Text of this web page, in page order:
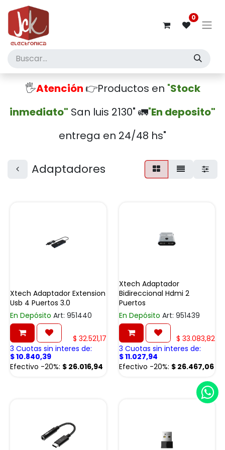
0
🖐️Atención 👉Productos en "Stock
inmediato" San luis 2130" 🚛"En deposito"
entrega en 24/48 hs"
Adaptadores
Xtech Adaptador Extension
Usb 4 Puertos 3.0
En Depósito Art: 951440
$ 32.521,17
3 Cuotas sin interes de:
$10.840,39
Efectivo -20%: $ 26.016,94
Xtech Adaptador
Bidireccional Hdmi 2
Puertos
En Depósito Art: 951439
$ 33.083,82
3 Cuotas sin interes de:
$11.027,94
Efectivo -20%: $ 26.467,06